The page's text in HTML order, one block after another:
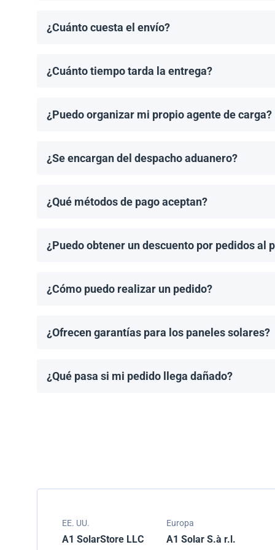
¿Cuánto cuesta el envío?
¿Cuánto tiempo tarda la entrega?
¿Puedo organizar mi propio agente de carga?
¿Se encargan del despacho aduanero?
¿Qué métodos de pago aceptan?
¿Puedo obtener un descuento por pedidos al
¿Cómo puedo realizar un pedido?
¿Ofrecen garantías para los paneles solares?
¿Qué pasa si mi pedido llega dañado?
EE. UU.
A1 SolarStore LLC
Europa
A1 Solar S.à r.l.